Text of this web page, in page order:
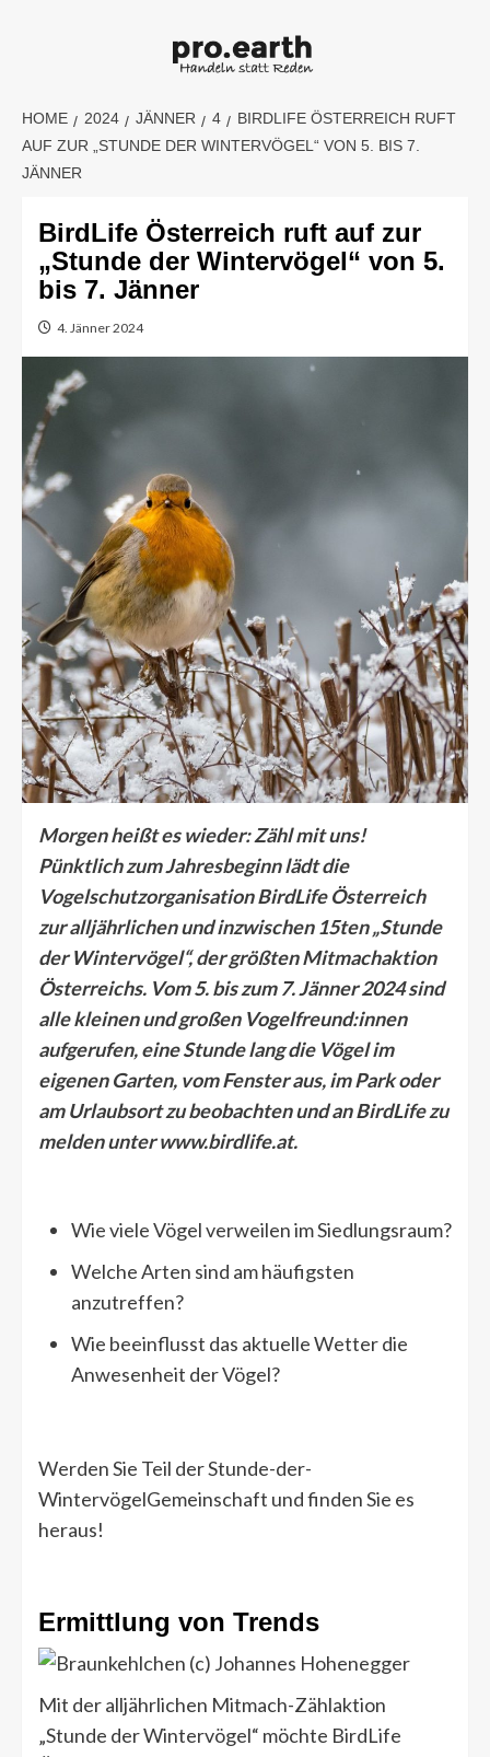
HOME 2024 JÄNNER 4
BIRDLIFE ÖSTERREICH RUFT
AUF ZUR „STUNDE DER WINTERVÖGEL“ VON 5. BIS 7.
JÄNNER
BirdLife Österreich ruft auf zur
„Stunde der Wintervögel“ von 5.
bis 7. Jänner
4. Jänner 2024
Morgen heißt es wieder: Zähl mit uns!
Pünktlich zum Jahresbeginn lädt die
Vogelschutzorganisation BirdLife Österreich
zur alljährlichen und inzwischen 15ten „Stunde
der Wintervögel“, der größten Mitmachaktion
Österreichs. Vom 5. bis zum 7. Jänner 2024 sind
alle kleinen und großen Vogelfreund:innen
aufgerufen, eine Stunde lang die Vögel im
eigenen Garten, vom Fenster aus, im Park oder
am Urlaubsort zu beobachten und an BirdLife zu
melden unter www.birdlife.at.
Wie viele Vögel verweilen im Siedlungsraum?
Welche Arten sind am häufigsten
anzutreffen?
Wie beeinflusst das aktuelle Wetter die
Anwesenheit der Vögel?
Werden Sie Teil der Stunde-der-
WintervögelGemeinschaft und finden Sie es
heraus!
Ermittlung von Trends
Mit der alljährlichen Mitmach-Zählaktion
„Stunde der Wintervögel“ möchte BirdLife